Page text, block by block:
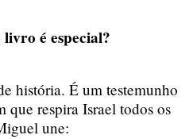
livro é especial?
história. É um testemunho
respira Israel todos os
une: